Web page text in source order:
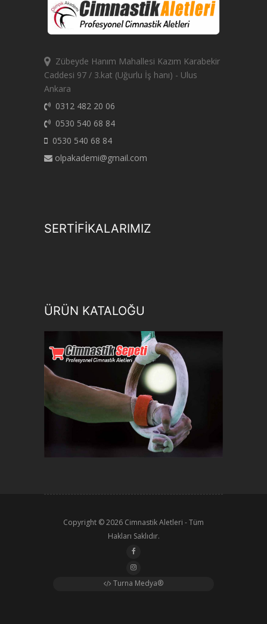
Zübeyde Hanım Mahallesi Kazım Karabekir
Caddesi 97 / 3.kat (Uğurlu İş hanı) - Ulus
Ankara
0312 482 20 06
0530 540 68 84
0530 540 68 84
olpakademi@gmail.com
SERTİFİKALARIMIZ
ÜRÜN KATALOĞU
Copyright © 2026 Cimnastik Aletleri - Tüm
Hakları Saklıdır.
Turna Medya®